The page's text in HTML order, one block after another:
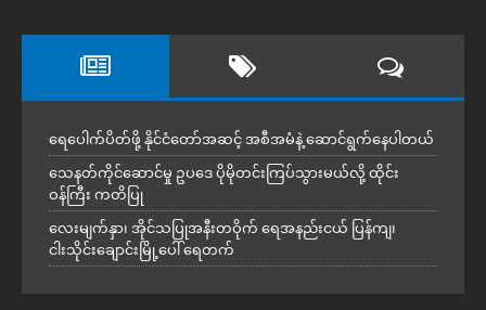
ရေပေါက်ပိတ်ဖို့ နိုင်ငံတော်အဆင့် အစီအမံနဲ့ ဆောင်ရွက်နေပါတယ်
သေနတ်ကိုင်ဆောင်မှု ဥပဒေ ပိုမိုတင်းကြပ်သွားမယ်လို့ ထိုင်း
ဝန်ကြီး ကတိပြု
လေးမျက်နှာ၊ အိုင်သပြုအနီးတဝိုက် ရေအနည်းငယ် ပြန်ကျ၊
ငါးသိုင်းချောင်းမြို့ပေါ် ရေတက်